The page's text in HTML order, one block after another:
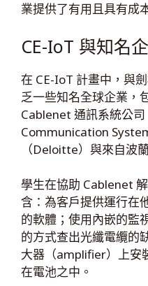
業提供了有用且具有成
CE-IoT 與知名
在 CE-IoT 計畫中，與
乏一些知名全球企業，
Cablenet 通訊系統公
Communication
（Deloitte）與來自波
學生在協助 Cablenet
含：為客戶提供運行在
的軟體；使用內嵌的監
的方式查出光纖電纜的
大器（amplifier）上安
在電池之中。